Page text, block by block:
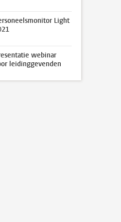
Light
webinar
leidinggevenden